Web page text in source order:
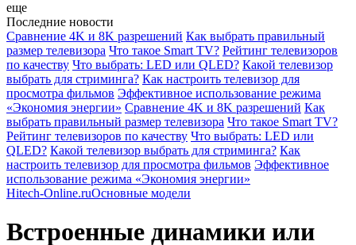
еще
Последние новости
Сравнение 4K и 8K разрешений Как выбрать правильный
размер телевизора Что такое Smart TV? Рейтинг телевизоров
по качеству Что выбрать: LED или QLED? Какой телевизор
выбрать для стриминга? Как настроить телевизор для
просмотра фильмов Эффективное использование режима
«Экономия энергии» Сравнение 4K и 8K разрешений Как
выбрать правильный размер телевизора Что такое Smart TV?
Рейтинг телевизоров по качеству Что выбрать: LED или
QLED? Какой телевизор выбрать для стриминга? Как
настроить телевизор для просмотра фильмов Эффективное
использование режима «Экономия энергии»
Hitech-Online.ruОсновные модели
Встроенные динамики или